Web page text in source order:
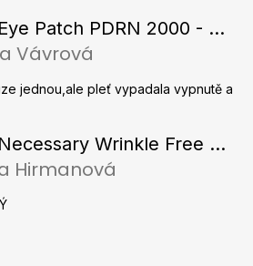
VELLA Eye Patch PDRN 2000 - Tající hydrogelové náplasti pod oči s PDRN 72 g / 60 ks
produktu je 5 z 5 hvězdiček.
Vávrová
jednou,ale pleť vypadala vypnutě a
VELLA Necessary Wrinkle Free Ampoule - Protivrásková ampule s kolagenovými vlákny a zlatým práškem 50 ml
produktu je 5 z 5 hvězdiček.
Hirmanová